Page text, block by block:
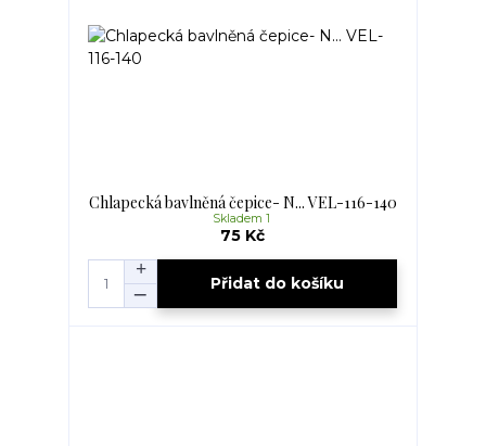
Chlapecká bavlněná čepice- N... VEL-116-140
75 Kč
Skladem 1
Přidat do košíku